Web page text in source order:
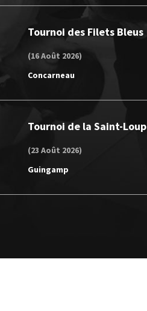
Tournoi des Filets Bleus
(16 Août 2026)
Concarneau
Tournoi de la Saint-Loup
(23 Août 2026)
Guingamp